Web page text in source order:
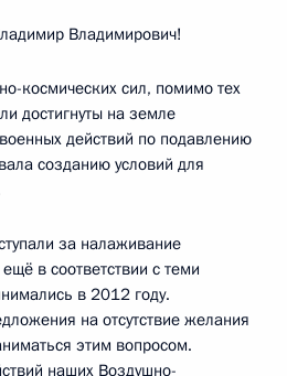
Владимирович!
космических сил, помимо тех
достигнуты на земле
действий по подавлению
созданию условий для
за налаживание
в соответствии с теми
в 2012 году.
на отсутствие желания
этим вопросом.
наших Воздушно-